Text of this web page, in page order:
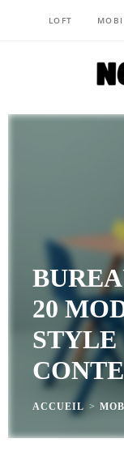
LOFT
20
STYLE
ACCUEIL >